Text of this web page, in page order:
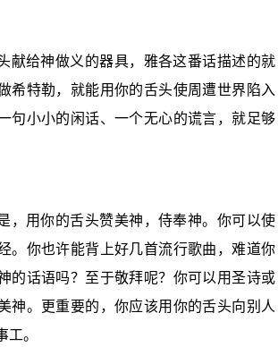
献给神做义的器具，雅各这番话描述的就
希特勒，就能用你的舌头使周遭世界陷入
句小小的闲话、一个无心的谎言，就足够
，用你的舌头赞美神，侍奉神。你可以使
。你也许能背上好几首流行歌曲，难道你
的话语吗？至于敬拜呢？你可以用圣诗或
神。更重要的，你应该用你的舌头向别人
工。